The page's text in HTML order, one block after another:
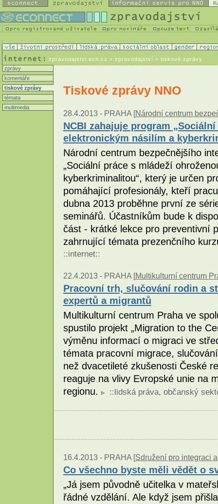
zpravodajstvi.ecn.cz > zpravodajství > tiskové zprávy
zprávy
komentáře
tiskové zprávy
témata
multimedia
Tiskové zprávy NNO
28.4.2013 - PRAHA [Národní centrum
NCBI zahajuje program
elektronickým násilím a
Národní centrum bezpečnějšího
„Sociální práce s mládeží
kyberkriminalitou“, který je určen
pomáhající profesionály, kteří
dubna 2013 proběhne první ze
seminářů. Účastníkům bude k
část - krátké lekce pro preventivní
zahrnující témata prezenčního
::internet::
22.4.2013 - PRAHA [Multikulturní centrum
Pracovní trh, slučování rodin a
expertů a migrantů
Multikulturní centrum Praha ve
spustilo projekt „Migration to the
výměnu informací o migraci ve
témata pracovní migrace,
než dvacetileté zkušenosti České
reaguje na vlivy Evropské unie na
regionu.
:: lidská práva, občanský
16.4.2013 - PRAHA [Sdružení pro integraci
Co všechno byste měli vědět o
„Já jsem původně učitelka v
řádné vzdělání. Ale když jsem